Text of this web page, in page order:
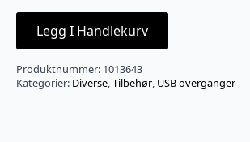
Legg I Handlekurv
Produktnummer: 1013643
Kategorier: Diverse,Tilbehør, USB overganger